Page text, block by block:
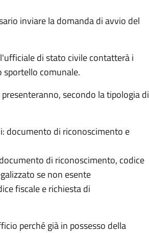
inviare la domanda di avvio del
di stato civile contatterà i
comunale.
secondo la tipologia di
documento di riconoscimento e
di riconoscimento, codice
se non esente
fiscale e richiesta di
perché già in possesso della